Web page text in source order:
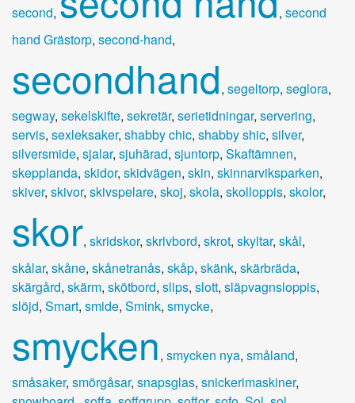
second, , second
hand Grästorp, second-hand,
secondhand, segeltorp, seglora,
segway, sekelskifte, sekretär, serietidningar, servering,
servis, sexleksaker, shabby chic, shabby shic, silver,
silversmide, sjalar, sjuhärad, sjuntorp, Skaftämnen,
skepplanda, skidor, skidvägen, skin, skinnarviksparken,
skiver, skivor, skivspelare, skoj, skola, skolloppis, skolor,
skor, skridskor, skrivbord, skrot, skyltar, skål,
skålar, skåne, skånetranås, skåp, skänk, skärbräda,
skärgård, skärm, skötbord, slips, slott, släpvagnsloppis,
slöjd, Smart, smide, Smink, smycke,
smycken, smycken nya, småland,
småsaker, smörgåsar, snapsglas, snickerimaskiner,